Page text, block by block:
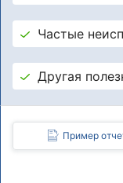
Частые
Другая
Пример